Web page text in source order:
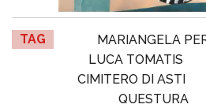
TAG
MARIANGELA
LUCA TOMATIS
CIMITERO DI ASTI
QUESTURA